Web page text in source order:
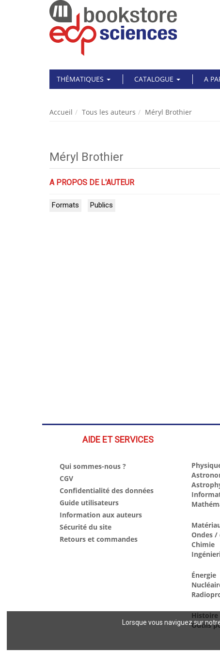
Lorsque vous naviguez sur
THÉMATIQUES
CATALOGUE A
Accueil Tous les auteurs Méryl Brothier
Méryl Brothier
A PROPOS DE L'AUTEUR
Formats Publics
AIDE ET SERVICES
Qui sommes-nous ?
CGV
Confidentialité des données
Guide utilisateurs
Information aux auteurs
Sécurité du site
Retours et commandes
Ondes
Chimie
Énergie
Histoire
Outils